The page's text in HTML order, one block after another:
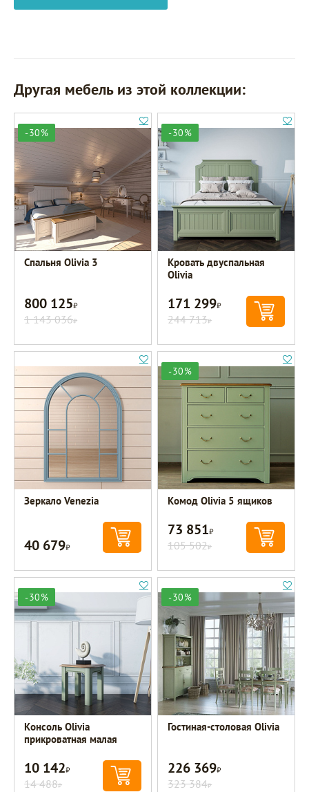
Другая мебель из этой коллекции:
-30%
Спальня Olivia 3
800 125Р
1 143 036Р
-30%
Кровать двуспальная
Olivia
171 299Р
244 713Р
Зеркало Venezia
40 679Р
-30%
Комод Olivia 5 ящиков
73 851Р
105 502Р
-30%
Консоль Olivia
прикроватная малая
10 142Р
14 488Р
-30%
Гостиная-столовая Olivia
226 369Р
323 384Р